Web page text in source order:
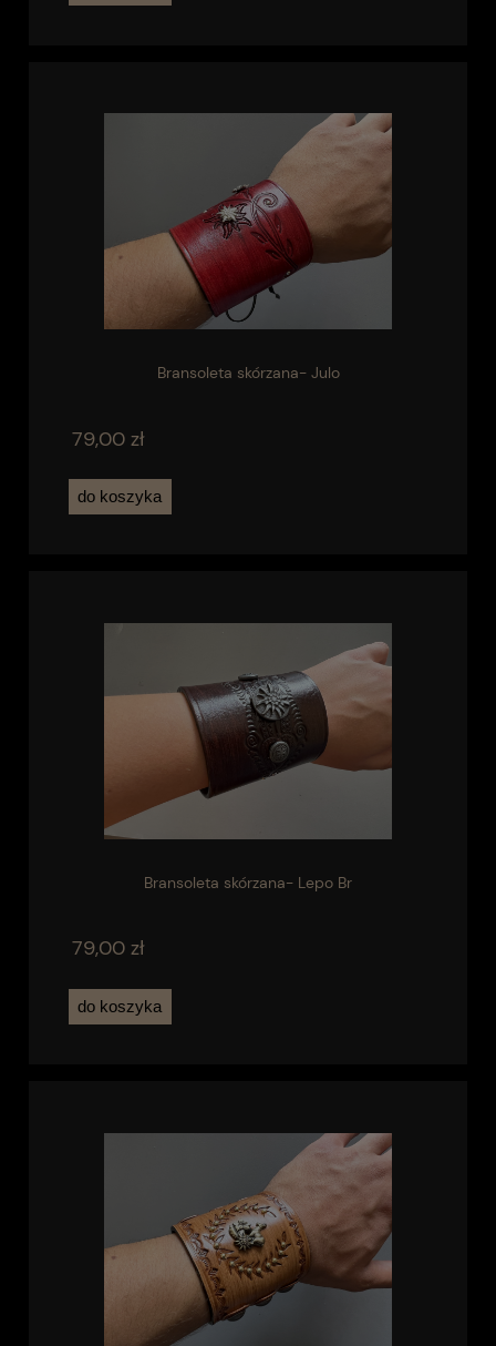
Bransoleta skórzana- Julo
79,00 zł
do koszyka
Bransoleta skórzana- Lepo Br
79,00 zł
do koszyka